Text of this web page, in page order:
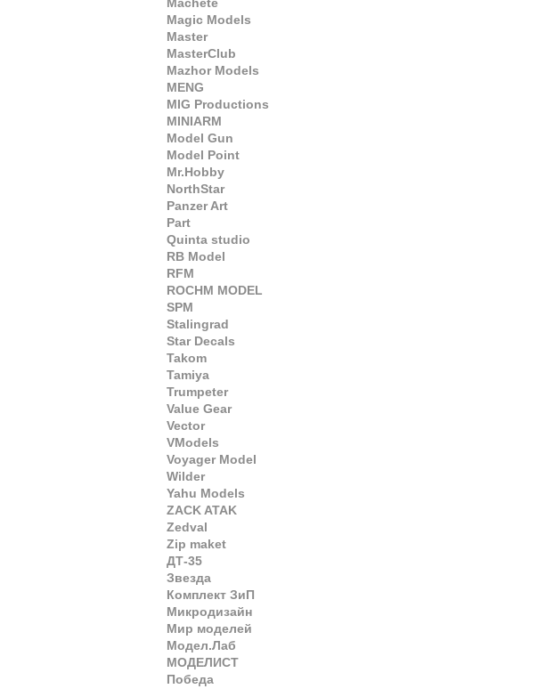
Magic Models
Master
MasterClub
Mazhor Models
MENG
MIG Productions
MINIARM
Model Gun
Model Point
Mr.Hobby
NorthStar
Panzer Art
Part
Quinta studio
RB Model
RFM
ROCHM MODEL
SPM
Stalingrad
Star Decals
Takom
Tamiya
Trumpeter
Value Gear
Vector
VModels
Voyager Model
Wilder
Yahu Models
ZACK ATAK
Zedval
Zip maket
ДТ-35
Звезда
Комплект ЗиП
Микродизайн
Мир моделей
Модел.Лаб
МОДЕЛИСТ
Победа